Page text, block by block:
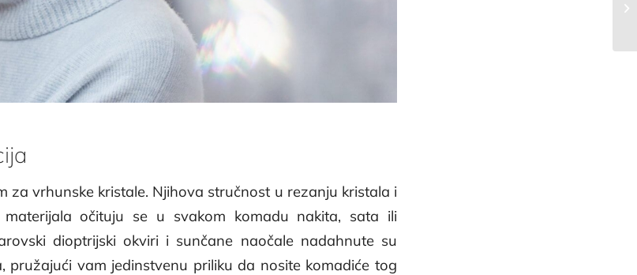
za vrhunske kristale. Njihova stručnost u rezanju kristala i
materijala očituju se u svakom komadu nakita, sata ili
dioptrijski okviri i sunčane naočale nadahnute su
pružajući vam jedinstvenu priliku da nosite komadiće tog